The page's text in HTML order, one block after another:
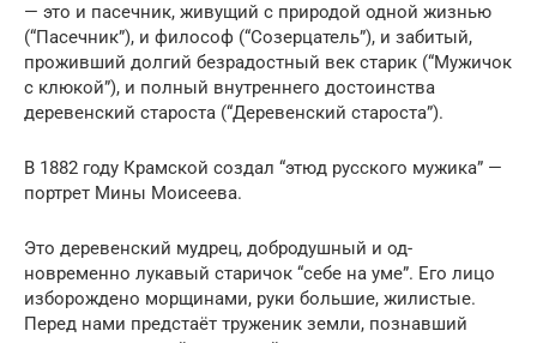
— это и пасечник, живущий с природой одной жизнью
(“Пасечник”), и фи­лософ (“Созерцатель”), и забитый,
проживший долгий безрадостный век старик (“Мужичок
с клюкой”), и полный внутреннего достоинства
деревенский староста (“Деревенский староста”).
В 1882 году Крамской создал “этюд рус­ского мужика” —
портрет Мины Моисеева.
Это деревенский мудрец, добродушный и од­
новременно лукавый старичок “себе на уме”. Его лицо
изборождено морщинами, руки боль­шие, жилистые.
Перед нами предстаёт труже­ник земли, познавший